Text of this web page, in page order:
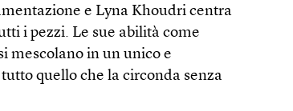
e Lyna Khoudri centra
i pezzi. Le sue abilità come
mescolano in un unico e
quello che la circonda senza